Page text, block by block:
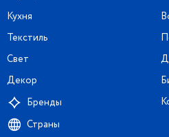
Кухня
Текстиль
Свет
Декор
Бренды
Страны